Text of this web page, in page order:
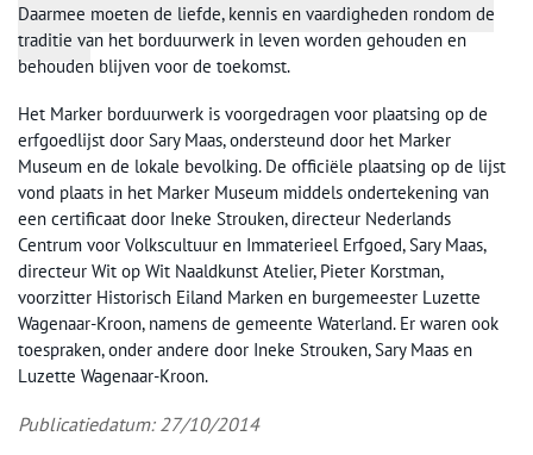
Daarmee moeten de liefde, kennis en vaardigheden rondom de
traditie van het borduurwerk in leven worden gehouden en
behouden blijven voor de toekomst.
Het Marker borduurwerk is voorgedragen voor plaatsing op de
erfgoedlijst door Sary Maas, ondersteund door het Marker
Museum en de lokale bevolking. De officiële plaatsing op de lijst
vond plaats in het Marker Museum middels ondertekening van
een certificaat door Ineke Strouken, directeur Nederlands
Centrum voor Volkscultuur en Immaterieel Erfgoed, Sary Maas,
directeur Wit op Wit Naaldkunst Atelier, Pieter Korstman,
voorzitter Historisch Eiland Marken en burgemeester Luzette
Wagenaar-Kroon, namens de gemeente Waterland. Er waren ook
toespraken, onder andere door Ineke Strouken, Sary Maas en
Luzette Wagenaar-Kroon.
Publicatiedatum: 27/10/2014